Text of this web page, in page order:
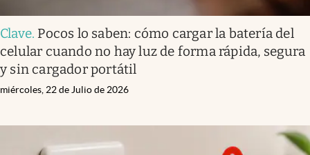
Clave. Pocos lo saben: cómo cargar la batería del
celular cuando no hay luz de forma rápida, segura
y sin cargador portátil
miércoles, 22 de Julio de 2026